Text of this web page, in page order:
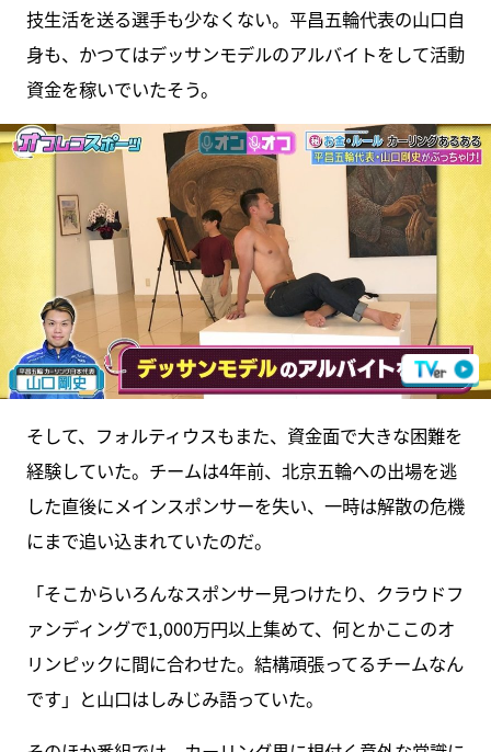
技生活を送る選手も少なくない。平昌五輪代表の山口自
身も、かつてはデッサンモデルのアルバイトをして活動
資金を稼いでいたそう。
そして、フォルティウスもまた、資金面で大きな困難を
経験していた。チームは4年前、北京五輪への出場を逃
した直後にメインスポンサーを失い、一時は解散の危機
にまで追い込まれていたのだ。
「そこからいろんなスポンサー見つけたり、クラウドフ
ァンディングで1,000万円以上集めて、何とかここのオ
リンピックに間に合わせた。結構頑張ってるチームなん
です」と山口はしみじみ語っていた。